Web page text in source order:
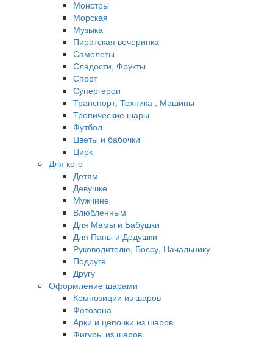
Монстры
Морская
Музыка
Пиратская вечеринка
Самолеты
Сладости, Фрукты
Спорт
Супергерои
Транспорт, Техника , Машины
Тропические шары
Футбол
Цветы и бабочки
Цирк
Для кого
Детям
Девушке
Мужчине
Влюбленным
Для Мамы и Бабушки
Для Папы и Дедушки
Руководителю, Боссу, Начальнику
Подруге
Другу
Оформление шарами
Композиции из шаров
Фотозона
Арки и цепочки из шаров
Фигуры из шаров